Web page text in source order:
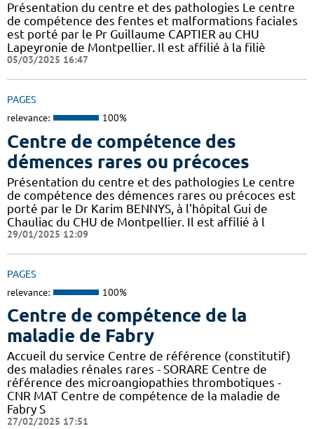
Présentation du centre et des pathologies Le centre
de compétence des fentes et malformations faciales
est porté par le Pr Guillaume CAPTIER au CHU
Lapeyronie de Montpellier. Il est affilié à la filiè
05/03/2025 16:47
PAGES
relevance: 100%
Centre de compétence des
démences rares ou précoces
Présentation du centre et des pathologies Le centre
de compétence des démences rares ou précoces est
porté par le Dr Karim BENNYS, à l'hôpital Gui de
Chauliac du CHU de Montpellier. Il est affilié à l
29/01/2025 12:09
PAGES
relevance: 100%
Centre de compétence de la
maladie de Fabry
Accueil du service Centre de référence (constitutif)
des maladies rénales rares - SORARE Centre de
référence des microangiopathies thrombotiques -
CNR MAT Centre de compétence de la maladie de
Fabry S
27/02/2025 17:51